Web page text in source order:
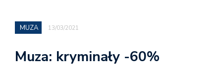
MUZA 13/03/2021
Muza: kryminały -60%